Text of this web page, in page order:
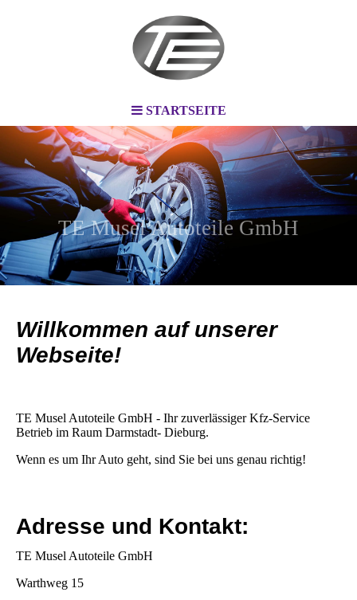
STARTSEITE
TE Musel Autoteile GmbH
Willkommen auf unserer
Webseite!
TE Musel Autoteile GmbH - Ihr zuverlässiger Kfz-Service
Betrieb im Raum Darmstadt- Dieburg.
Wenn es um Ihr Auto geht, sind Sie bei uns genau richtig!
Adresse und Kontakt:
TE Musel Autoteile GmbH
Warthweg 15